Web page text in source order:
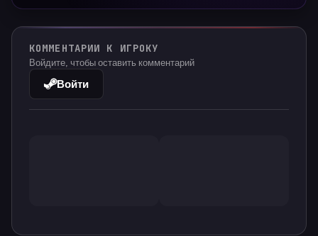
КОММЕНТАРИИ К ИГРОКУ
Войдите, чтобы оставить комментарий
Войти